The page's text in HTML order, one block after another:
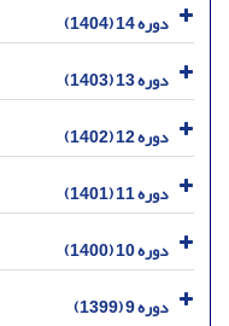
دوره 14 (1404)
دوره 13 (1403)
دوره 12 (1402)
دوره 11 (1401)
دوره 10 (1400)
دوره 9 (1399)